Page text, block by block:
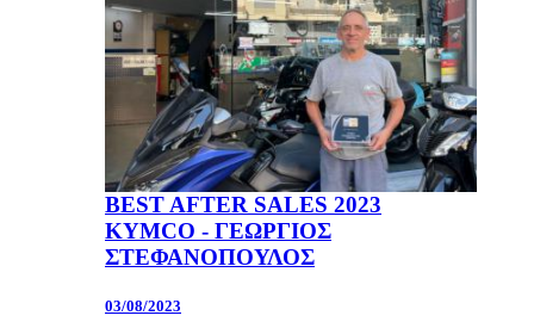
BEST AFTER SALES 2023
KYMCO - ΓΕΩΡΓΙΟΣ
ΣΤΕΦΑΝΟΠΟΥΛΟΣ
03/08/2023